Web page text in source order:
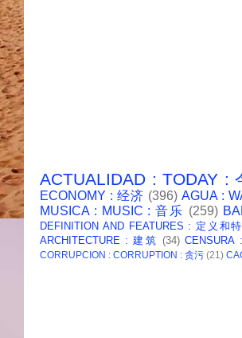
ACTUALIDAD : TODAY :
ECONOMY : 经济 (396) AGUA :
MUSICA : MUSIC : 音乐 (259)
DEFINITION AND FEATURES : 定义和
ARCHITECTURE : 建筑 (34) CENSURA
CORRUPCION : CORRUPTION : 贪污 (21)